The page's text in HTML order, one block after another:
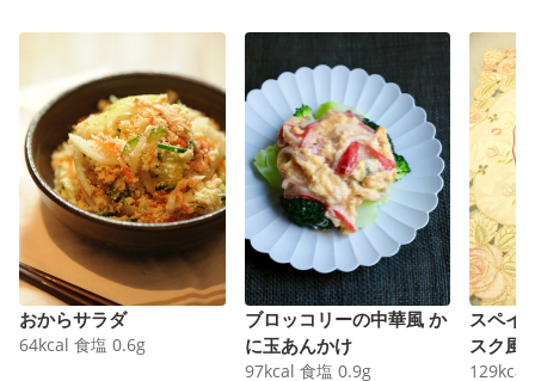
おからサラダ
64kcal 食塩 0.6g
ブロッコリーの中華風 か
に玉あんかけ
97kcal 食塩 0.9g
スペイ
スク風
129kcal